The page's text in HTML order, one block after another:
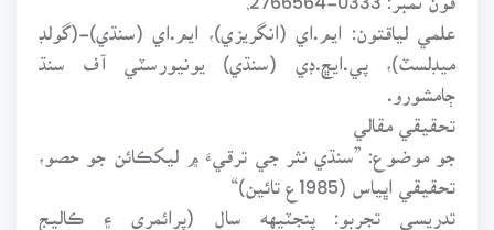
علمي لياقتون: ايم.اي (انگريزي)، ايم.اي (سنڌي)-(گولڊ
ميڊلسٽ)، پي.ايڇ.ڊي (سنڌي) يونيورسٽي آف سنڌ
ڄامشورو.
تحقيقي مقالي
جو موضوع: ”سنڌي نثر جي ترقيءَ ۾ ليکڪائن جو حصو،
تحقيقي اڀياس (1985ع تائين)“
تدريسي تجربو: پنجٽيهه سال (پرائمري ۽ ڪاليج